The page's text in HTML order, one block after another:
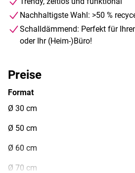
Nachhaltigste Wahl: >50 %
Schalldämmend: Perfekt für
oder Ihr (Heim-)Büro!
Preise
Format
Ø 30 cm
Ø 50 cm
Ø 60 cm
Ø 70 cm